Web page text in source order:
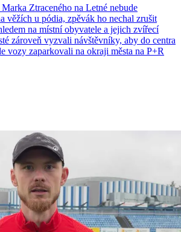
Ztraceného na Letné nebude
věžích u pódia, zpěvák ho nechal zrušit
na místní obyvatele a jejich zvířecí
zároveň vyzvali návštěvníky, aby do centra
vozy zaparkovali na okraji města na P+R